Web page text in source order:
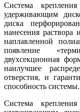
Система
удерживающим
диска
нанесения
наплавленной
появление
двухсекционная
наилучшее
отверстия, и
способность системы.
Система